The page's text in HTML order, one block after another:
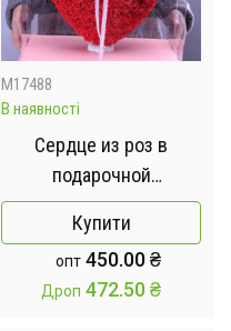
M17488
В наявності
Сердце из роз в
подарочной
коробке KR-
20 28/25/13см
Купити
опт 450.00₴
Дроп 472.50₴